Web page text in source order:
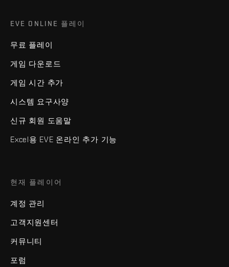
EVE ONLINE 플레이
무료 플레이
게임 다운로드
게임 시간 추가
시스템 요구사양
신규 회원 도움말
Excel용 EVE 온라인 추가 기능
현재 플레이어
계정 관리
고객지원센터
커뮤니티
포럼